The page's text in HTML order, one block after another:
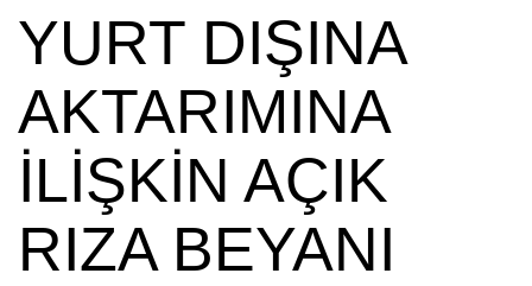
YURT DIŞINA
AKTARIMINA
İLİŞKİN AÇIK
RIZA BEYANI